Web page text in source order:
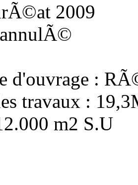
2009
d'ouvrage :
travaux :
m2 S.U